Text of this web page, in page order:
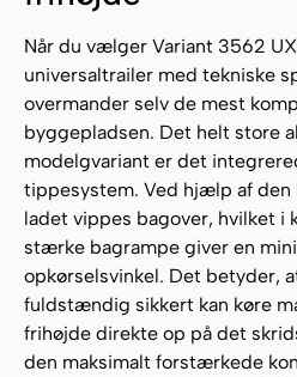
Når du vælger Variant 3562
universaltrailer med tekniske
overmander selv de mest
byggepladsen. Det helt store
modelgvariant er det
tippesystem. Ved hjælp af den
ladet vippes bagover, hvilket i
stærke bagrampe giver en
opkørselsvinkel. Det betyder,
fuldstændig sikkert kan køre
frihøjde direkte op på det
den maksimalt forstærkede